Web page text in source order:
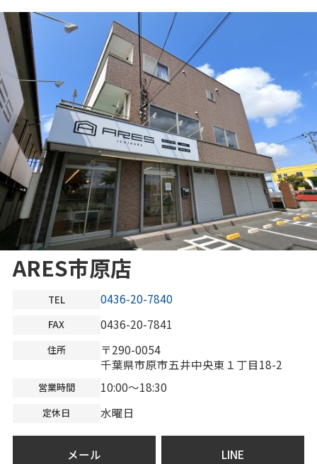
ARES市原店
TEL 0436-20-7840
FAX 0436-20-7841
住所
〒290-0054
千葉県市原市五井中央東１丁目18-2
営業時間 10:00～18:30
定休日 水曜日
メール LINE